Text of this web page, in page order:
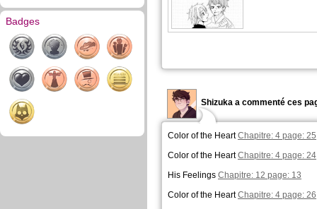
Badges
Shizuka a commenté ces
Color of the HeartChapitre: 4 page: 25
Color of the HeartChapitre: 4 page: 24
His Feelings Chapitre: 12 page: 13
Color of the HeartChapitre: 4 page: 26